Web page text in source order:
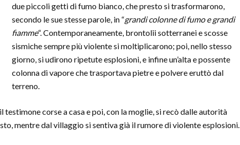
due piccoli getti di fumo bianco, che presto si trasformarono,
secondo le sue stesse parole, in “grandi colonne di fumo e grandi
fiamme“. Contemporaneamente, brontolii sotterranei e scosse
sismiche sempre più violente si moltiplicarono; poi, nello stesso
giorno, si udirono ripetute esplosioni, e infine un’alta e possente
colonna di vapore che trasportava pietre e polvere eruttò dal
terreno.
corse a casa e poi, con la moglie, si recò dalle autorità
mentre dal villaggio si sentiva già il rumore di violente esplosioni.